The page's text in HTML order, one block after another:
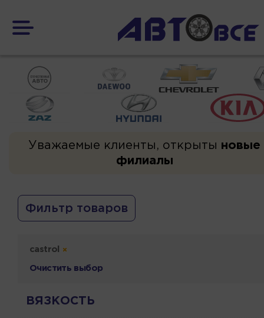
Уважаемые клиенты, открыты новые
филиалы
Фильтр товаров
castrol
Очистить выбор
ВЯЗКОСТЬ